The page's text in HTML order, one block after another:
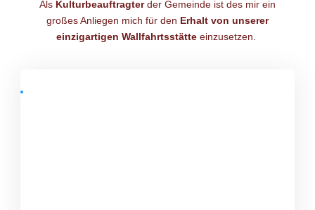
Als Kulturbeauftragterder Gemeinde ist des mir ein
großes Anliegen mich für den Erhalt von unserer
einzigartigen Wallfahrtsstätte einzusetzen.